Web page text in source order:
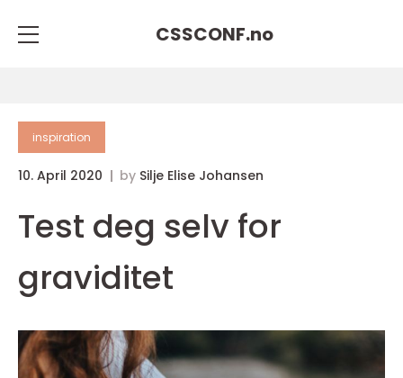
CSSCONF.no
inspiration
10. April 2020 by Silje Elise Johansen
Test deg selv for
graviditet